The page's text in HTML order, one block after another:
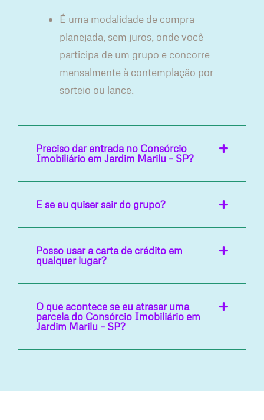
É uma modalidade de compra
planejada, sem juros, onde você
participa de um grupo e concorre
mensalmente à contemplação por
sorteio ou lance.
Preciso dar entrada no Consórcio
Imobiliário em Jardim Marilu – SP?
E se eu quiser sair do grupo?
Posso usar a carta de crédito em
qualquer lugar?
O que acontece se eu atrasar uma
parcela do Consórcio Imobiliário em
Jardim Marilu – SP?